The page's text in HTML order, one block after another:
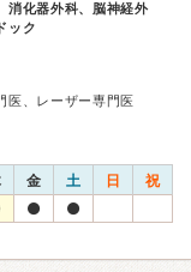
消化器外科、脳神経外
ック
医、レーザー専門医
金 土 日 祝